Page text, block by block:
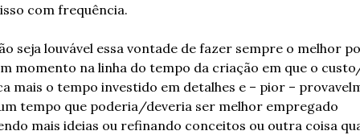
com frequência.
seja louvável essa vontade de fazer sempre o melhor
momento na linha do tempo da criação em que o
mais o tempo investido em detalhes e – pior –
tempo que poderia/deveria ser melhor empregado
mais ideias ou refinando conceitos ou outra coisa